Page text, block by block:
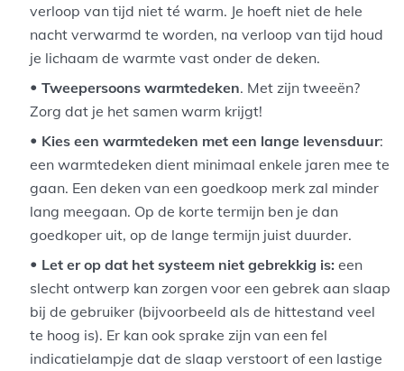
verloop van tijd niet té warm. Je hoeft niet de hele
nacht verwarmd te worden, na verloop van tijd houd
je lichaam de warmte vast onder de deken.
Tweepersoons warmtedeken. Met zijn tweeën?
Zorg dat je het samen warm krijgt!
Kies een warmtedeken met een lange levensduur:
een warmtedeken dient minimaal enkele jaren mee te
gaan. Een deken van een goedkoop merk zal minder
lang meegaan. Op de korte termijn ben je dan
goedkoper uit, op de lange termijn juist duurder.
Let er op dat het systeem niet gebrekkig is: een
slecht ontwerp kan zorgen voor een gebrek aan slaap
bij de gebruiker (bijvoorbeeld als de hittestand veel
te hoog is). Er kan ook sprake zijn van een fel
indicatielampje dat de slaap verstoort of een lastige